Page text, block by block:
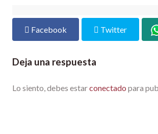
Facebook Twitter
Deja una respuesta
Lo siento, debes estarconectado para